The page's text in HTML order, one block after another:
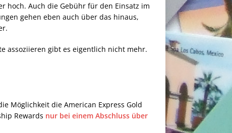
hoch. Auch die Gebühr für den Einsatz im
gehen eben auch über das hinaus,
assoziieren gibt es eigentlich nicht mehr.
Möglichkeit die American Express Gold
Rewards nur bei einem Abschluss über